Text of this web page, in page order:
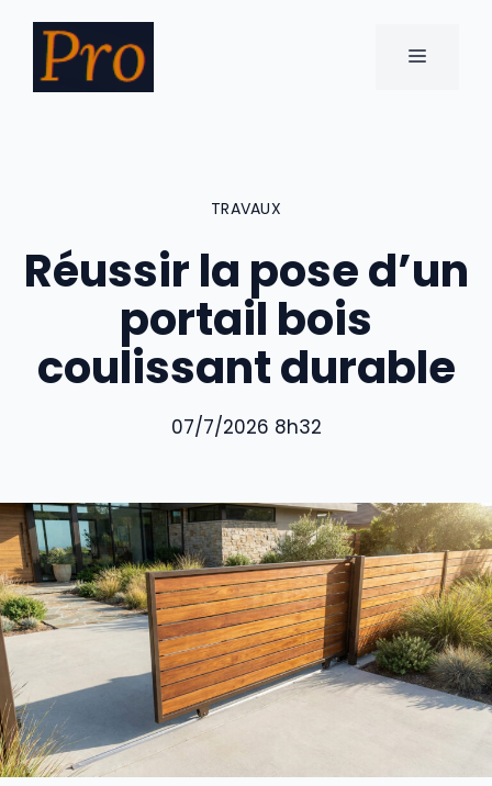
contenu
MENU
TRAVAUX
Réussir la pose d’un
portail bois
coulissant durable
07/7/2026 8h32